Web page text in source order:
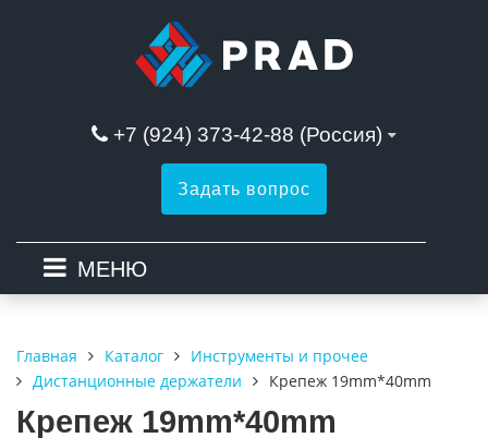
+7 (924) 373-42-88 (Россия)
Задать вопрос
МЕНЮ
Главная Каталог
Инструменты и прочее
Дистанционные держатели
Крепеж 19mm*40mm
Крепеж 19mm*40mm